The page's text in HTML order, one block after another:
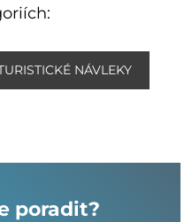
NÁVLEKY
poradit?